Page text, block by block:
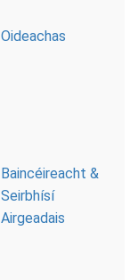
Oideachas
Baincéireacht &
Seirbhísí
Airgeadais